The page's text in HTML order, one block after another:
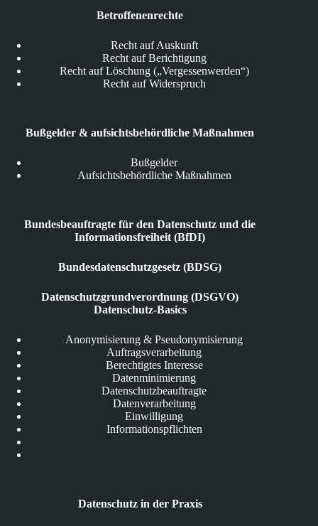
Betroffenenrechte
Recht auf Auskunft
Recht auf Berichtigung
Recht auf Löschung („Vergessenwerden“)
Recht auf Widerspruch
Bußgelder & aufsichtsbehördliche Maßnahmen
Bußgelder
Aufsichtsbehördliche Maßnahmen
Bundesbeauftragte für den Datenschutz und die
Informationsfreiheit (BfDI)
Bundesdatenschutzgesetz (BDSG)
Datenschutzgrundverordnung (DSGVO)
Datenschutz-Basics
Anonymisierung & Pseudonymisierung
Auftragsverarbeitung
Berechtigtes Interesse
Datenminimierung
Datenschutzbeauftragte
Datenverarbeitung
Einwilligung
Informationspflichten
Datenschutz in der Praxis